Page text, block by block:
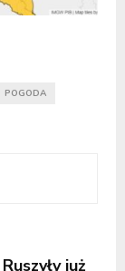
POGODA
już